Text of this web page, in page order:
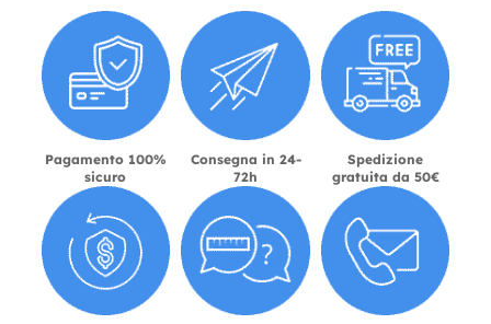
Pagamento 100%
sicuro
Consegna in 24-
72h
Spedizione
gratuita da 50€